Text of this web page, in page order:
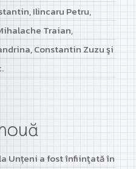
Ilincaru Petru,
Traian,
Constantin Zuzu şi
Unțeni a fost înfiinţată în